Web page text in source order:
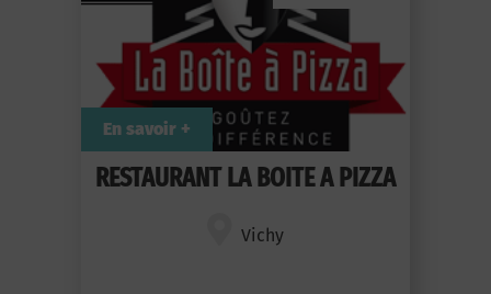
RESTAURANT LA BOITE A PIZZA
Vichy
En savoir +